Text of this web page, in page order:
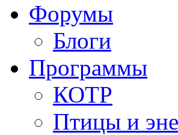
Форумы
Блоги
Программы
КОТР
Птицы и